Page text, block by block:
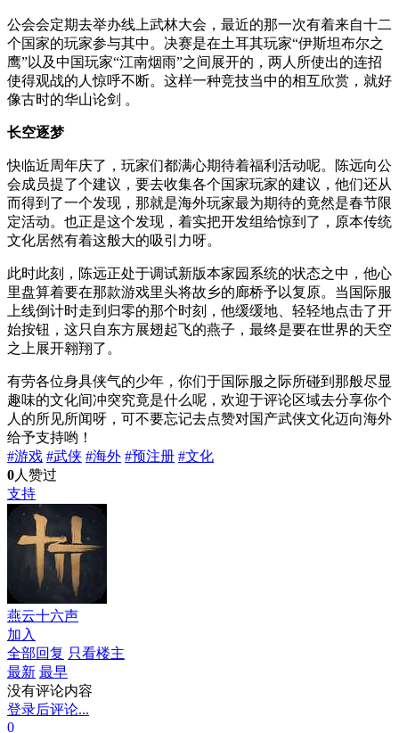
公会会定期去举办线上武林大会，最近的那一次有着来自十二
个国家的玩家参与其中。决赛是在土耳其玩家“伊斯坦布尔之
鹰”以及中国玩家“江南烟雨”之间展开的，两人所使出的连招
使得观战的人惊呼不断。这样一种竞技当中的相互欣赏，就好
像古时的华山论剑 。
长空逐梦
快临近周年庆了，玩家们都满心期待着福利活动呢。陈远向公
会成员提了个建议，要去收集各个国家玩家的建议，他们还从
而得到了一个发现，那就是海外玩家最为期待的竟然是春节限
定活动。也正是这个发现，着实把开发组给惊到了，原本传统
文化居然有着这般大的吸引力呀。
此时此刻，陈远正处于调试新版本家园系统的状态之中，他心
里盘算着要在那款游戏里头将故乡的廊桥予以复原。当国际服
上线倒计时走到归零的那个时刻，他缓缓地、轻轻地点击了开
始按钮，这只自东方展翅起飞的燕子，最终是要在世界的天空
之上展开翱翔了。
有劳各位身具侠气的少年，你们于国际服之际所碰到那般尽显
趣味的文化间冲突究竟是什么呢，欢迎于评论区域去分享你个
人的所见所闻呀，可不要忘记去点赞对国产武侠文化迈向海外
给予支持哟！
#游戏 #武侠 #海外 #预注册 #文化
0人赞过
支持
燕云十六声
加入
全部回复 只看楼主
最新 最早
没有评论内容
登录后评论...
0